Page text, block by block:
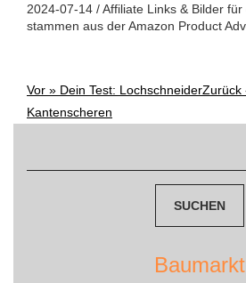
2024-07-14 / Affiliate Links & Bilder
stammen aus der Amazon Product
Post
Vor » Dein Test: LochschneiderZurück
Kantenscheren
Baumarkt